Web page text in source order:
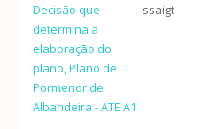
Decisão que
determina a
elaboração do
plano, Plano de
Pormenor de
Albandeira - ATE A1
ssaigt